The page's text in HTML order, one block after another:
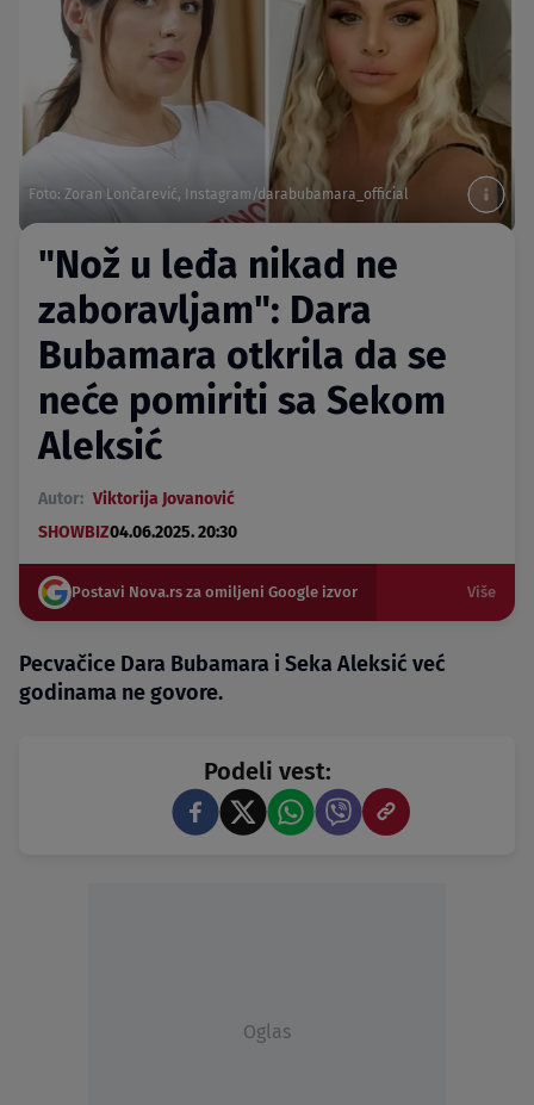
Foto: Zoran Lončarević, Instagram/darabubamara_official
"Nož u leđa nikad ne
zaboravljam": Dara
Bubamara otkrila da se
neće pomiriti sa Sekom
Aleksić
Autor: Viktorija Jovanović
SHOWBIZ04.06.2025. 20:30
Postavi Nova.rs za omiljeni Google izvor Više
Pecvačice Dara Bubamara i Seka Aleksić već
godinama ne govore.
Podeli vest:
Oglas